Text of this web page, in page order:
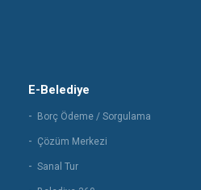
E-Belediye
Borç Ödeme / Sorgulama
Çözüm Merkezi
Sanal Tur